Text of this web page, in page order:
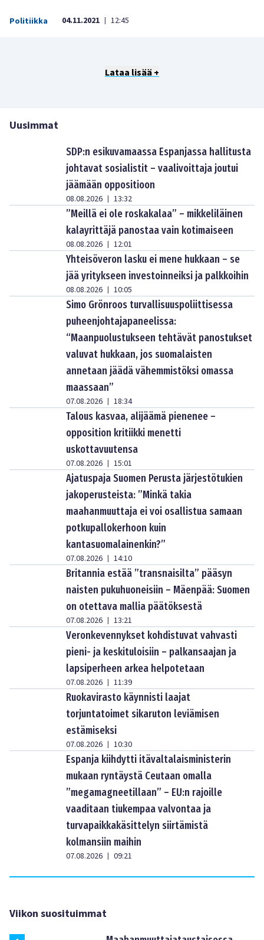
Politiikka 04.11.2021 | 12:45
Lataa lisää +
Uusimmat
SDP:n esikuvamaassa Espanjassa hallitusta
johtavat sosialistit – vaalivoittaja joutui
jäämään oppositioon
08.08.2026 | 13:32
”Meillä ei ole roskakalaa” – mikkeliläinen
kalayrittäjä panostaa vain kotimaiseen
08.08.2026 | 12:01
Yhteisöveron lasku ei mene hukkaan – se
jää yritykseen investoinneiksi ja palkkoihin
08.08.2026 | 10:05
Simo Grönroos turvallisuuspoliittisessa
puheenjohtajapaneelissa:
“Maanpuolustukseen tehtävät panostukset
valuvat hukkaan, jos suomalaisten
annetaan jäädä vähemmistöksi omassa
maassaan”
07.08.2026 | 18:34
Talous kasvaa, alijäämä pienenee –
opposition kritiikki menetti
uskottavuutensa
07.08.2026 | 15:01
Ajatuspaja Suomen Perusta järjestötukien
jakoperusteista: ”Minkä takia
maahanmuuttaja ei voi osallistua samaan
potkupallokerhoon kuin
kantasuomalainenkin?”
07.08.2026 | 14:10
Britannia estää ”transnaisilta” pääsyn
naisten pukuhuoneisiin – Mäenpää: Suomen
on otettava mallia päätöksestä
07.08.2026 | 13:21
Veronkevennykset kohdistuvat vahvasti
pieni- ja keskituloisiin – palkansaajan ja
lapsiperheen arkea helpotetaan
07.08.2026 | 11:39
Ruokavirasto käynnisti laajat
torjuntatoimet sikaruton leviämisen
estämiseksi
07.08.2026 | 10:30
Espanja kiihdytti itävaltalaisministerin
mukaan ryntäystä Ceutaan omalla
”megamagneetillaan” – EU:n rajoille
vaaditaan tiukempaa valvontaa ja
turvapaikkakäsittelyn siirtämistä
kolmansiin maihin
07.08.2026 | 09:21
Viikon suosituimmat